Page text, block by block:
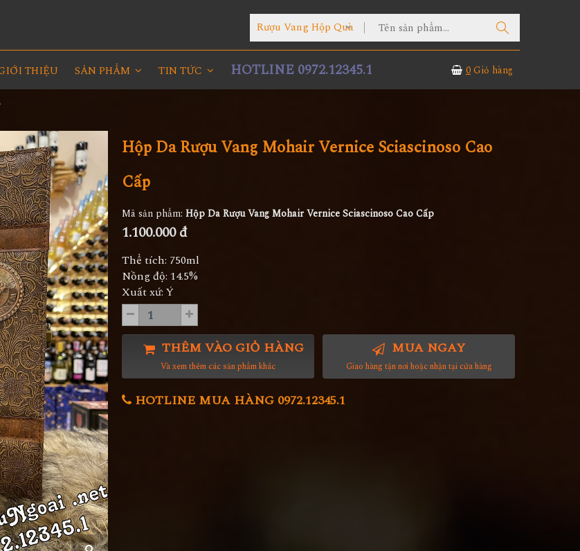
Rượu Vang Hộp Quà
THIỆU SẢN PHẨM TIN TỨC HOTLINE 0972.12345.1 0Giỏ hàng
Cấp
Hộp Da Rượu Vang Mohair Vernice Sciascinoso Cao
Cấp
Mã sản phẩm: Hộp Da Rượu Vang Mohair Vernice Sciascinoso Cao Cấp
1.100.000 đ
Thể tích: 750ml
Nồng độ: 14.5%
Xuất xứ: Ý
THÊM VÀO GIỎ HÀNG
Và xem thêm các sản phẩm khác
MUA NGAY
Giao hàng tận nơi hoặc nhận tại cửa hàng
HOTLINE MUA HÀNG 0972.12345.1